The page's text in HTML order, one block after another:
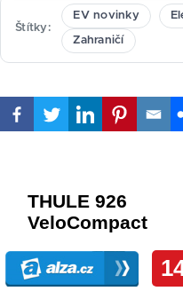
Štítky
EV novinky
Zahraničí